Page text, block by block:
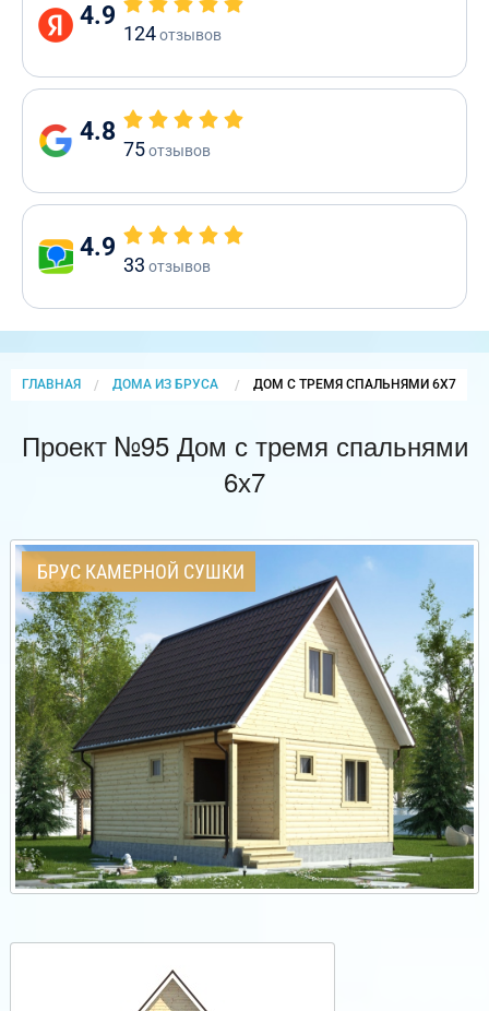
4.9
124отзывов
4.8
75отзывов
4.9
33 отзывов
ГЛАВНАЯ ДОМА ИЗ БРУСА CURRENT:
ДОМ С ТРЕМЯ СПАЛЬНЯМИ 6Х7
Проект №95 Дом с тремя спальнями
6х7
БРУС КАМЕРНОЙ СУШКИ